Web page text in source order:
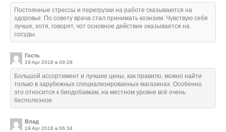
Постоянные стрессы и перегрузки на работе сказываются на
здоровье. По совету врача стал принимать коэнзим. Чувствую себя
лучше, хотя, говорят, чот основное действие оказывается на
сосуды.
Гость
19 Apr 2018 в 09:28
Большой ассортимент и лучшие цены, как правило, можно найти
только в зарубежных специализированных магазинах. Особенно
это относится к биодобавкам, на местном уровне всё очень
бесполезное
Влад
19 Apr 2018 в 06:34